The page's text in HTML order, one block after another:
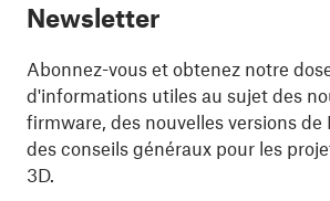
Newsletter
Abonnez-vous et obtenez notre
d'informations utiles au sujet des
firmware, des nouvelles versions de
des conseils généraux pour les
3D.